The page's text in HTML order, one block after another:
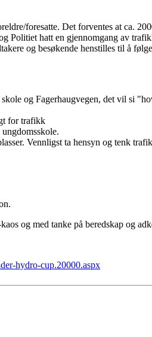
foresatte. Det forventes at ca.
Politiet hatt en gjennomgang av
og besøkende henstilles til å
og Fagerhaugvegen, det vil si
for trafikk
Vennligst ta hensyn og tenk
og med tanke på beredskap og
hydro-cup.20000.aspx